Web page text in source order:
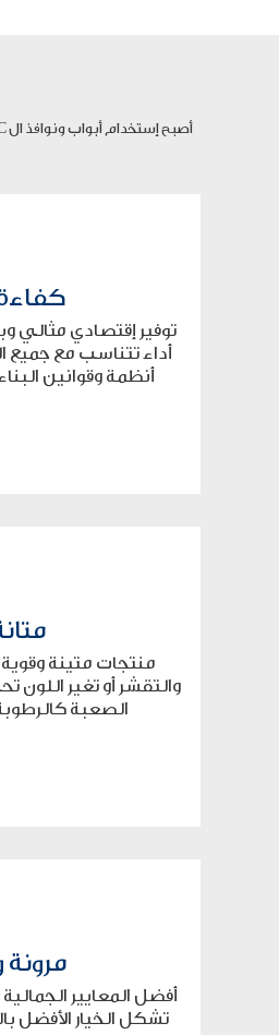
توفير إقتصادي مثالي
أداء تتناسب مع جميع
أنظمة وقوانين
منتجات متينة وقوية
والتقشر أو تغير اللون
الصعبة
أفضل المعايير
تشكل الخيار الأفضل